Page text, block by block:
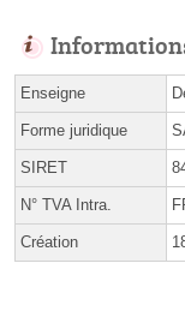
Enseigne
Forme juridique
SIRET
N° TVA Intra.
Création